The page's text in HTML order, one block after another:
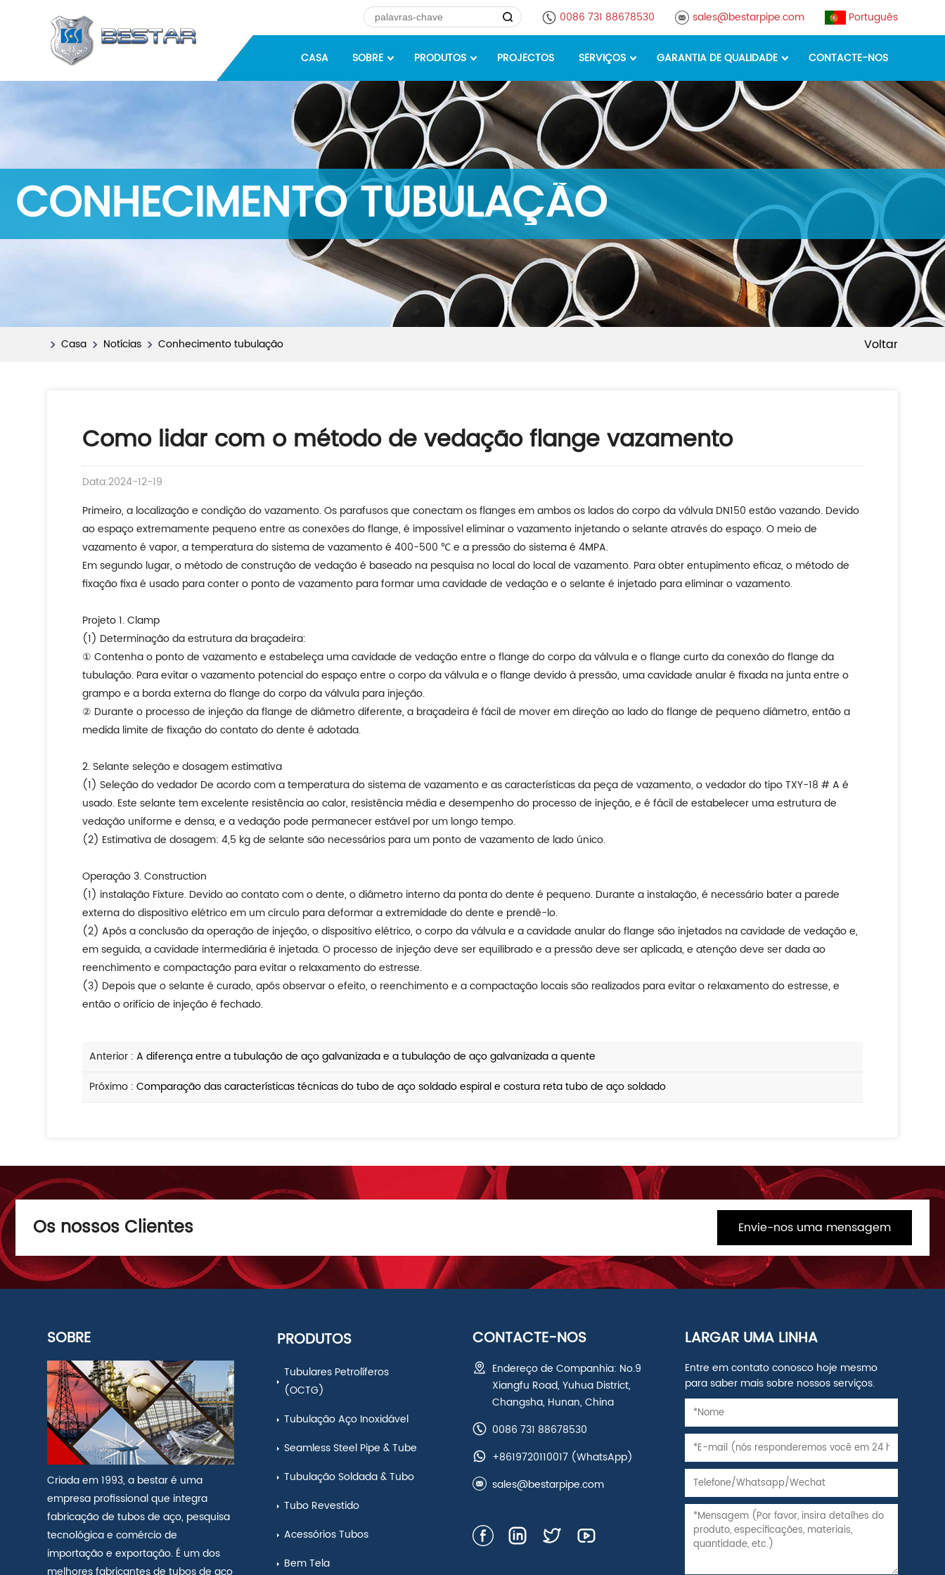
0086 731 88678530 sales@bestarpipe.com Português
CASA SOBRE PRODUTOS PROJECTOS SERVIÇOS GARANTIA DE QUALIDADE CONTACTE-NOS
CONHECIMENTO TUBULAÇÃO
Voltar
Casa Notícias Conhecimento tubulação
Como lidar com o método de vedação flange vazamento
Data:2024-12-19
Primeiro, a localização e condição do vazamento. Os parafusos que conectam os flanges em ambos os lados do corpo da válvula DN150 estão vazando. Devido
ao espaço extremamente pequeno entre as conexões do flange, é impossível eliminar o vazamento injetando o selante através do espaço. O meio de
vazamento é vapor, a temperatura do sistema de vazamento é 400-500 ℃ e a pressão do sistema é 4MPA.
Em segundo lugar, o método de construção de vedação é baseado na pesquisa no local do local de vazamento. Para obter entupimento eficaz, o método de
fixação fixa é usado para conter o ponto de vazamento para formar uma cavidade de vedação e o selante é injetado para eliminar o vazamento.
Projeto 1. Clamp
(1) Determinação da estrutura da braçadeira:
① Contenha o ponto de vazamento e estabeleça uma cavidade de vedação entre o flange do corpo da válvula e o flange curto da conexão do flange da
tubulação. Para evitar o vazamento potencial do espaço entre o corpo da válvula e o flange devido à pressão, uma cavidade anular é fixada na junta entre o
grampo e a borda externa do flange do corpo da válvula para injeção.
② Durante o processo de injeção da flange de diâmetro diferente, a braçadeira é fácil de mover em direção ao lado do flange de pequeno diâmetro, então a
medida limite de fixação do contato do dente é adotada.
2. Selante seleção e dosagem estimativa
(1) Seleção do vedador De acordo com a temperatura do sistema de vazamento e as características da peça de vazamento, o vedador do tipo TXY-18 # A é
usado. Este selante tem excelente resistência ao calor, resistência média e desempenho do processo de injeção, e é fácil de estabelecer uma estrutura de
vedação uniforme e densa, e a vedação pode permanecer estável por um longo tempo.
(2) Estimativa de dosagem: 4,5 kg de selante são necessários para um ponto de vazamento de lado único.
Operação 3. Construction
(1) instalação Fixture. Devido ao contato com o dente, o diâmetro interno da ponta do dente é pequeno. Durante a instalação, é necessário bater a parede
externa do dispositivo elétrico em um círculo para deformar a extremidade do dente e prendê-lo.
(2) Após a conclusão da operação de injeção, o dispositivo elétrico, o corpo da válvula e a cavidade anular do flange são injetados na cavidade de vedação e,
em seguida, a cavidade intermediária é injetada. O processo de injeção deve ser equilibrado e a pressão deve ser aplicada, e atenção deve ser dada ao
reenchimento e compactação para evitar o relaxamento do estresse.
(3) Depois que o selante é curado, após observar o efeito, o reenchimento e a compactação locais são realizados para evitar o relaxamento do estresse, e
então o orifício de injeção é fechado.
Anterior :A diferença entre a tubulação de aço galvanizada e a tubulação de aço galvanizada a quente
Próximo :Comparação das características técnicas do tubo de aço soldado espiral e costura reta tubo de aço soldado
Os nossos Clientes Envie-nos uma mensagem
SOBRE
Criada em 1993, a bestar é uma
empresa profissional que integra
fabricação de tubos de aço, pesquisa
tecnológica e comércio de
importação e exportação. É um dos
melhores fabricantes de tubos de aço
PRODUTOS
Tubulares Petrolíferos
(OCTG)
Tubulação Aço Inoxidável
Seamless Steel Pipe & Tube
Tubulação Soldada & Tubo
Tubo Revestido
Acessórios Tubos
Bem Tela
CONTACTE-NOS
Endereço de Companhia: No.9
Xiangfu Road, Yuhua District,
Changsha, Hunan, China
0086 731 88678530
+8619720110017(WhatsApp)
sales@bestarpipe.com
LARGAR UMA LINHA
Entre em contato conosco hoje mesmo
para saber mais sobre nossos serviços.